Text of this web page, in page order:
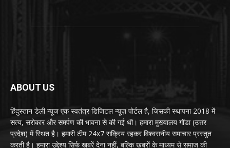
ABOUT US
हिंदुस्तान डेली न्यूज एक स्वतंत्र डिजिटल न्यूज़ पोर्टल है, जिसकी स्थापना 2018 में
सत्य, सरोकार और समर्पण की भावना से की गई थी। हमारा मुख्यालय गोंडा (उत्तर
प्रदेश) में स्थित है। हमारी टीम 24x7 सक्रिय रहकर विश्वसनीय समाचार प्रस्तुत
करती है। हमारा उद्देश्य सिर्फ खबरें देना नहीं, बल्कि खबरों के माध्यम से समाज की